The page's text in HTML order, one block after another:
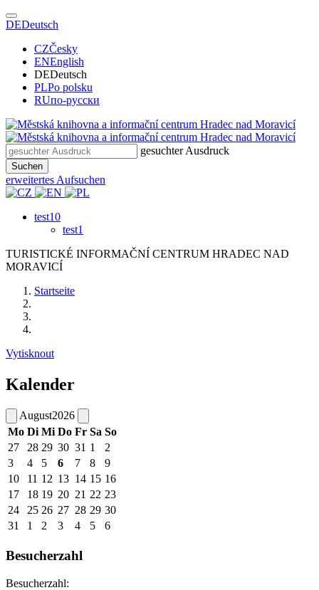
DEDeutsch
CZČesky
ENEnglish
DEDeutsch
PLPo polsku
RUпо-русски
gesuchter Ausdruck
Suchen
erweitertes Aufsuchen
test10
test1
TURISTICKÉ INFORMAČNÍ CENTRUM HRADEC NAD
MORAVICÍ
Startseite
Vytisknout
Kalender
August2026
Mo Di Mi Do Fr Sa So
27
28 29 30 31 1
2
3
4 5 6 7 8
9
10
11 12 13 14 15 16
17
18 19 20 21 22 23
24
25 26 27 28 29 30
31
1 2 3 4 5 6
Besucherzahl
Besucherzahl: